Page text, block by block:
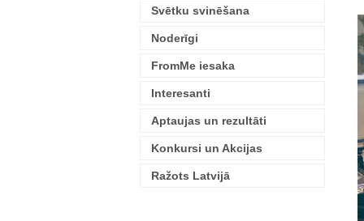
Svētku svinēšana
Noderīgi
FromMe iesaka
Interesanti
Aptaujas un rezultāti
Konkursi un Akcijas
Ražots Latvijā